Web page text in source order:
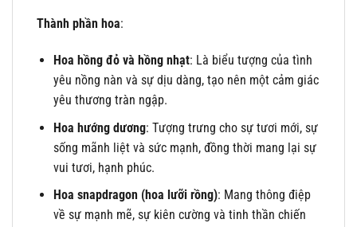
Thành phần hoa:
Hoa hồng đỏ và hồng nhạt: Là biểu tượng của tình
yêu nồng nàn và sự dịu dàng, tạo nên một cảm giác
yêu thương tràn ngập.
Hoa hướng dương: Tượng trưng cho sự tươi mới, sự
sống mãnh liệt và sức mạnh, đồng thời mang lại sự
vui tươi, hạnh phúc.
Hoa snapdragon (hoa lưỡi rồng): Mang thông điệp
về sự mạnh mẽ, sự kiên cường và tinh thần chiến